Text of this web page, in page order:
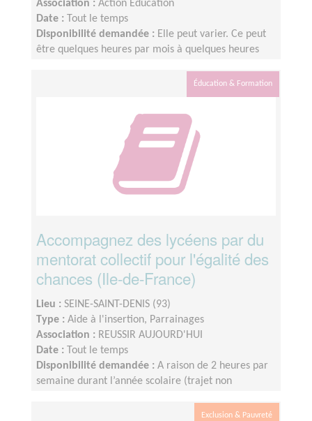
Association : Action Education
Date :
Tout le temps
Disponibilité demandée : Elle peut varier. Ce peut
être quelques heures par mois à quelques heures
Éducation & Formation
Accompagnez des lycéens par du
mentorat collectif pour l'égalité des
chances (Ile-de-France)
Lieu : SEINE-SAINT-DENIS (93)
Type : Aide à l'insertion, Parrainages
Association : REUSSIR AUJOURD'HUI
Date :
Tout le temps
Disponibilité demandée : A raison de 2 heures par
semaine durant l’année scolaire (trajet non
Nous fonctionnons sur le calendrier scolaire, vos
Exclusion & Pauvreté